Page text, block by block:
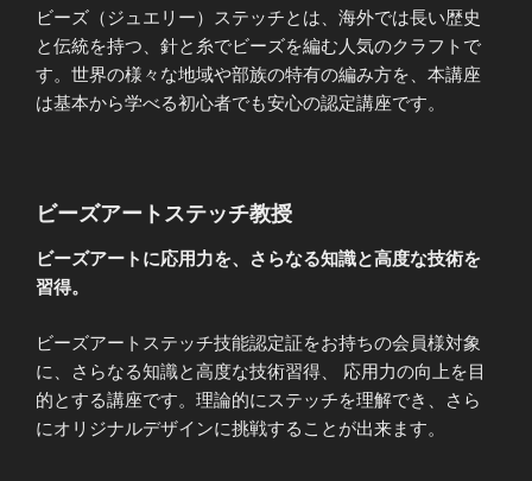
ビーズ（ジュエリー）ステッチとは、海外では長い歴史
と伝統を持つ、針と糸でビーズを編む人気のクラフトで
す。世界の様々な地域や部族の特有の編み方を、本講座
は基本から学べる初心者でも安心の認定講座です。
ビーズアートステッチ教授
ビーズアートに応用力を、さらなる知識と高度な技術を
習得。
ビーズアートステッチ技能認定証をお持ちの会員様対象
に、さらなる知識と高度な技術習得、 応用力の向上を目
的とする講座です。理論的にステッチを理解でき、さら
にオリジナルデザインに挑戦することが出来ます。